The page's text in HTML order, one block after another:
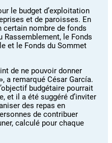
le budget d’exploitation
et de paroisses. En
certain nombre de fonds
le Fonds
et le Fonds du Sommet
de ne pouvoir donner
a remarqué César García.
budgétaire pourrait
et il a été suggéré d’inviter
des repas en
de contribuer
calculé pour chaque